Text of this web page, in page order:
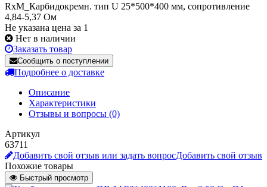
RxM_Карбидокремн. тип U 25*500*400 мм, сопротивление
4,84-5,37 Ом
Не указана цена за 1
Нет в наличии
Заказать товар
Сообщить о поступлении
Подробнее о доставке
Описание
Характеристики
Отзывы и вопросы (0)
Артикул
63711
Добавить свой отзыв или задать вопросДобавить свой отзыв
Похожие товары
Быстрый просмотр